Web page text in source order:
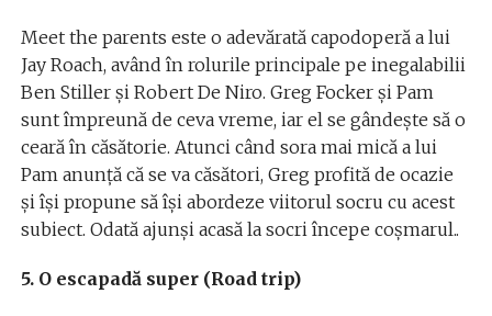
Meet the parents este o adevărată capodoperă a lui
Jay Roach, având în rolurile principale pe inegalabilii
Ben Stiller şi Robert De Niro. Greg Focker şi Pam
sunt împreună de ceva vreme, iar el se gândeşte să o
ceară în căsătorie. Atunci când sora mai mică a lui
Pam anunţă că se va căsători, Greg profită de ocazie
şi îşi propune să îşi abordeze viitorul socru cu acest
subiect. Odată ajunşi acasă la socri începe coşmarul..
5. O escapadă super (Road trip)